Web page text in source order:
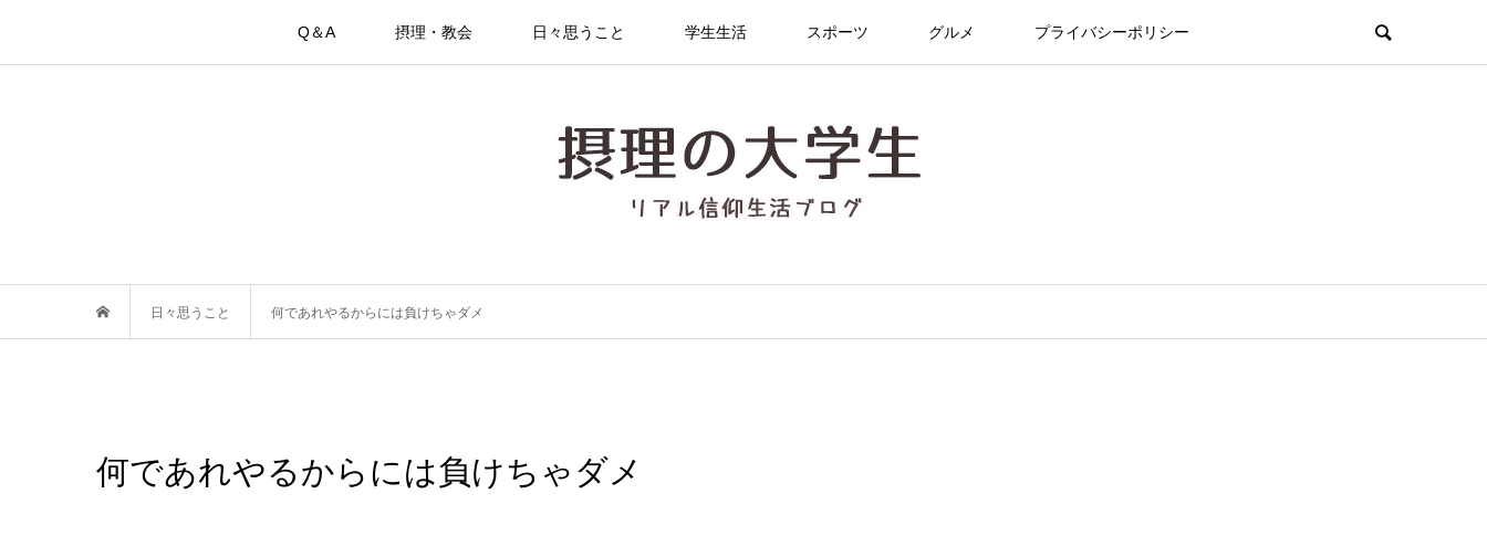
Q＆A 摂理・教会 日々思うこと 学生生活 スポーツ グルメ プライバシーポリシー
日々思うこと 何であれやるからには負けちゃダメ
何であれやるからには負けちゃダメ